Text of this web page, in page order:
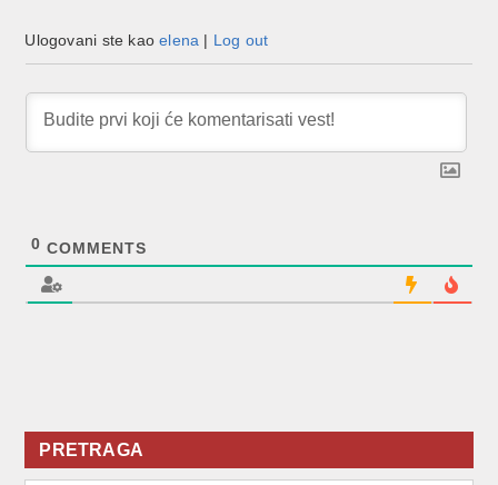
Ulogovani ste kaoelena | Log out
0 COMMENTS
PRETRAGA